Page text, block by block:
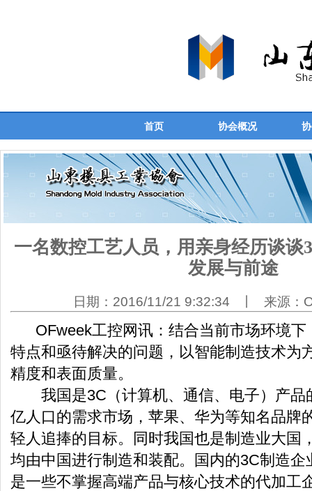
首页 协会概况
一名数控工艺人员，用亲身经历谈谈
发展与前途
日期：2016/11/21 9:32:34 丨 来源：
OFweek工控网讯：结合当前市场环境下
特点和亟待解决的问题，以智能制造技术为
精度和表面质量。
我国是3C（计算机、通信、电子）产品
亿人口的需求市场，苹果、华为等知名品牌
轻人追捧的目标。同时我国也是制造业大国
均由中国进行制造和装配。国内的3C制造企
是一些不掌握高端产品与核心技术的代加工